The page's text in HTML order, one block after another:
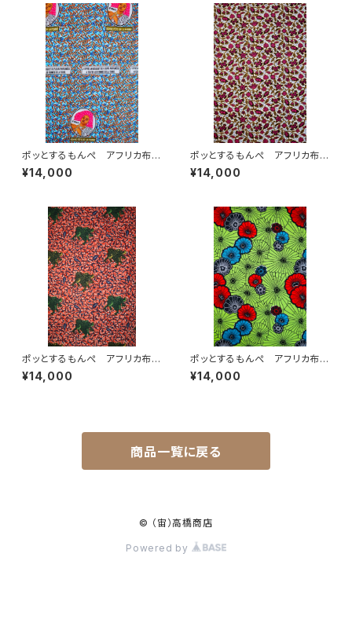
ポッとするもんぺ アフリカ布
No.240
¥14,000
ポッとするもんぺ アフリカ布
No.232
¥14,000
ポッとするもんぺ アフリカ布
No.105
¥14,000
ポッとするもんぺ アフリカ布
No.165
¥14,000
商品一覧に戻る
© （宙）高橋商店
Powered by